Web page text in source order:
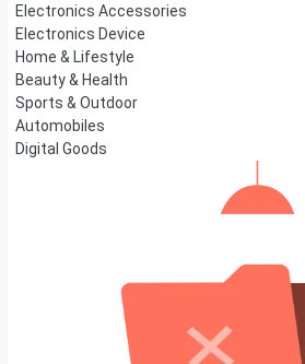
Electronics Accessories
Electronics Device
Home & Lifestyle
Beauty & Health
Sports & Outdoor
Automobiles
Digital Goods